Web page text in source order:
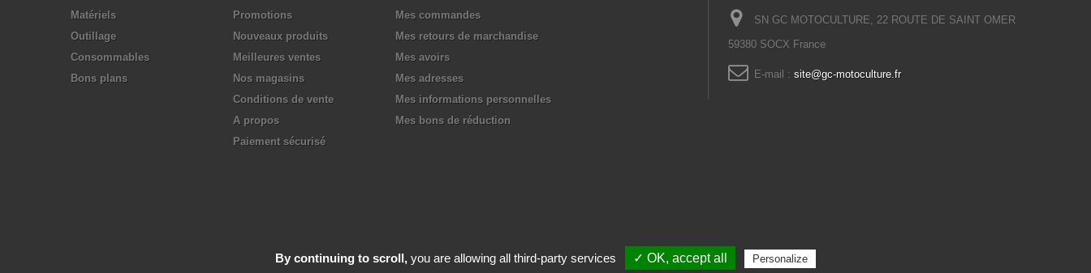
Matériels
Outillage
Consommables
Bons plans
Promotions
Nouveaux produits
Meilleures ventes
Nos magasins
Conditions de vente
A propos
Paiement sécurisé
Mes commandes
Mes retours de marchandise
Mes avoirs
Mes adresses
Mes informations personnelles
Mes bons de réduction
SN GC MOTOCULTURE, 22 ROUTE DE SAINT OMER
59380 SOCX France
E-mail : site@gc-motoculture.fr
Gestion des cookies
By continuing to scroll,you are allowing all third-party services ✓ OK, accept all Personalize